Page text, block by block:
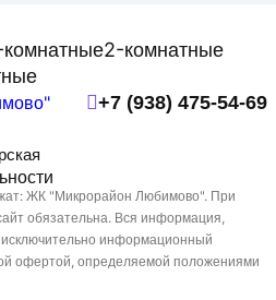
комнатные2-комнатные
+7 (938) 475-54-69
ЖК "Микрорайон Любимово". При
обязательна. Вся информация,
исключительно информационный
офертой, определяемой положениями